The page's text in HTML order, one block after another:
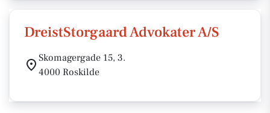
DreistStorgaard Advokater A/S
Skomagergade 15, 3.
4000 Roskilde